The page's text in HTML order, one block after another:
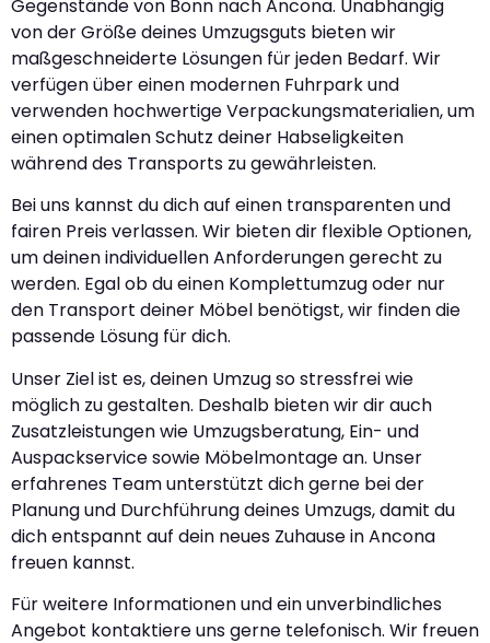
Gegenstände von Bonn nach Ancona. Unabhängig
von der Größe deines Umzugsguts bieten wir
maßgeschneiderte Lösungen für jeden Bedarf. Wir
verfügen über einen modernen Fuhrpark und
verwenden hochwertige Verpackungsmaterialien, um
einen optimalen Schutz deiner Habseligkeiten
während des Transports zu gewährleisten.
Bei uns kannst du dich auf einen transparenten und
fairen Preis verlassen. Wir bieten dir flexible Optionen,
um deinen individuellen Anforderungen gerecht zu
werden. Egal ob du einen Komplettumzug oder nur
den Transport deiner Möbel benötigst, wir finden die
passende Lösung für dich.
Unser Ziel ist es, deinen Umzug so stressfrei wie
möglich zu gestalten. Deshalb bieten wir dir auch
Zusatzleistungen wie Umzugsberatung, Ein- und
Auspackservice sowie Möbelmontage an. Unser
erfahrenes Team unterstützt dich gerne bei der
Planung und Durchführung deines Umzugs, damit du
dich entspannt auf dein neues Zuhause in Ancona
freuen kannst.
Für weitere Informationen und ein unverbindliches
Angebot kontaktiere uns gerne telefonisch. Wir freuen